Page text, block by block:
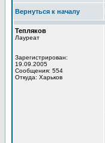
Вернуться к началу
Тепляков
Лауреат
Зарегистрирован:
19.09.2005
Сообщения: 554
Откуда: Харьков